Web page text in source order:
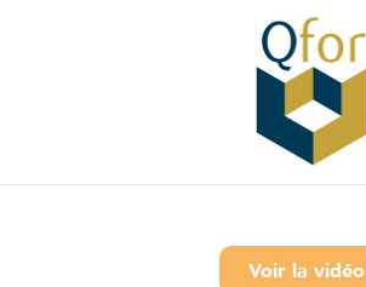
Voir la vidéo